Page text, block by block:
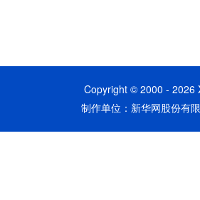
Copyright © 2000 - 2026
制作单位：新华网股份